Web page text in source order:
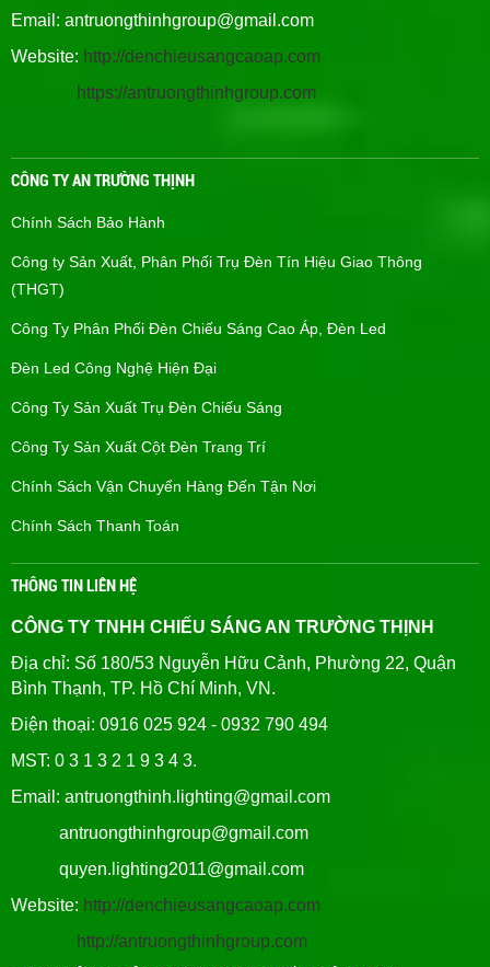
Email: antruongthinhgroup@gmail.com
Website: http://denchieusangcaoap.com
https://antruongthinhgroup.com
CÔNG TY AN TRƯỜNG THỊNH
Chính Sách Bảo Hành
Công ty Sản Xuất, Phân Phối Trụ Đèn Tín Hiệu Giao Thông
(THGT)
Công Ty Phân Phối Đèn Chiếu Sáng Cao Áp, Đèn Led
Đèn Led Công Nghệ Hiện Đại
Công Ty Sản Xuất Trụ Đèn Chiếu Sáng
Công Ty Sản Xuất Cột Đèn Trang Trí
Chính Sách Vận Chuyển Hàng Đến Tận Nơi
Chính Sách Thanh Toán
THÔNG TIN LIÊN HỆ
CÔNG TY TNHH CHIẾU SÁNG AN TRƯỜNG THỊNH
Địa chỉ: Số 180/53 Nguyễn Hữu Cảnh, Phường 22, Quận
Bình Thạnh, TP. Hồ Chí Minh, VN.
Điện thoại: 0916 025 924 - 0932 790 494
MST: 0 3 1 3 2 1 9 3 4 3.
Email: antruongthinh.lighting@gmail.com
antruongthinhgroup@gmail.com
quyen.lighting2011@gmail.com
Website: http://denchieusangcaoap.com
http://antruongthinhgroup.com